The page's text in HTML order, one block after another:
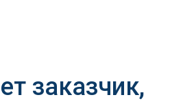
заказчик,